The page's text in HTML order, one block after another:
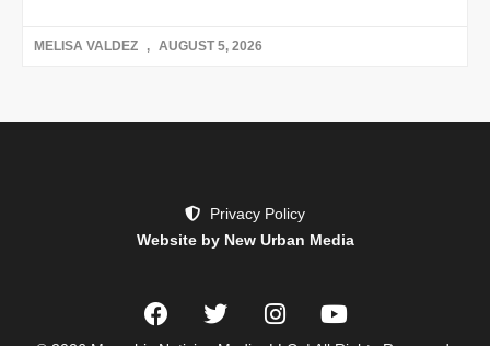
MELISA VALDEZ AUGUST 5, 2026
Privacy Policy
Website by New Urban Media